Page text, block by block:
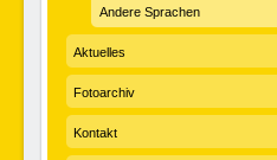
Andere Sprachen
Aktuelles
Fotoarchiv
Kontakt